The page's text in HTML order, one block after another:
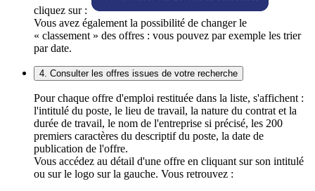
cliquez sur :
Vous avez également la possibilité de changer le
« classement » des offres : vous pouvez par exemple les trier
par date.
4. Consulter les offres issues de votre recherche
Pour chaque offre d'emploi restituée dans la liste, s'affichent :
l'intitulé du poste, le lieu de travail, la nature du contrat et la
durée de travail, le nom de l'entreprise si précisé, les 200
premiers caractères du descriptif du poste, la date de
publication de l'offre.
Vous accédez au détail d'une offre en cliquant sur son intitulé
ou sur le logo sur la gauche. Vous retrouvez :